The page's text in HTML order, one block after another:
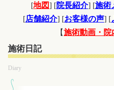
[地図] [院長紹介] [施術
[店舗紹介] [お客様の声] [
【施術動画・院
施術日記
Diary